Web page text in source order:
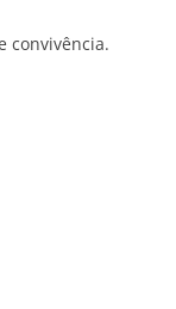
convivência.